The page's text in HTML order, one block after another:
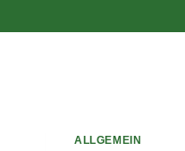
ALLGEMEIN